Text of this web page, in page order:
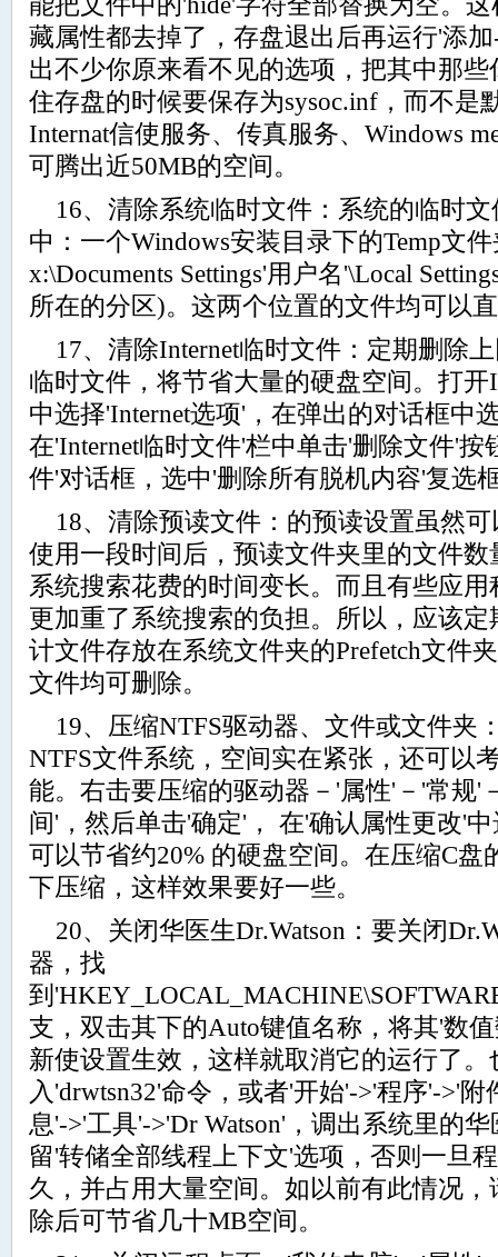
藏属性都去掉了，存盘退出后再运行'添
出不少你原来看不见的选项，把其中那
住存盘的时候要保存为sysoc.inf，而不是
Internat信使服务、传真服务、Windows
可腾出近50MB的空间。
16、清除系统临时文件：系统的临时
中：一个Windows安装目录下的Temp文
x:\Documents Settings'用户名'\Local
所在的分区)。这两个位置的文件均可以
17、清除Internet临时文件：定期删除
临时文件，将节省大量的硬盘空间。打
中选择'Internet选项'，在弹出的对话框中
在'Internet临时文件'栏中单击'删除文件'按
件'对话框，选中'删除所有脱机内容'复选
18、清除预读文件：的预读设置虽然
使用一段时间后，预读文件夹里的文件
系统搜索花费的时间变长。而且有些应
更加重了系统搜索的负担。所以，应该
计文件存放在系统文件夹的Prefetch文件
文件均可删除。
19、压缩NTFS驱动器、文件或文件夹
NTFS文件系统，空间实在紧张，还可以
能。右击要压缩的驱动器－'属性'－'常规'
间'，然后单击'确定'， 在'确认属性更改'
可以节省约20% 的硬盘空间。在压缩C盘
下压缩，这样效果要好一些。
20、关闭华医生Dr.Watson：要关闭
器，找
到
支，双击其下的Auto键值名称，将其'数
新使设置生效，这样就取消它的运行了
入'drwtsn32'命令，或者'开始'->'程序'->'
息'->'工具'->'Dr Watson'，调出系统里的
留'转储全部线程上下文'选项，否则一旦
久，并占用大量空间。如以前有此情况，
除后可节省几十MB空间。